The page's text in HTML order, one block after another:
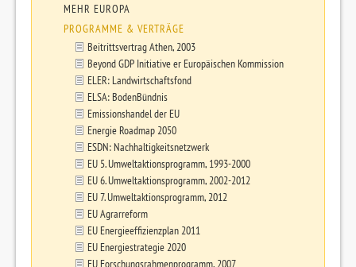
MEHR EUROPA
PROGRAMME & VERTRÄGE
Beitrittsvertrag Athen, 2003
Beyond GDP Initiative er Europäischen Kommission
ELER: Landwirtschaftsfond
ELSA: BodenBündnis
Emissionshandel der EU
Energie Roadmap 2050
ESDN: Nachhaltigkeitsnetzwerk
EU 5. Umweltaktionsprogramm, 1993-2000
EU 6. Umweltaktionsprogramm, 2002-2012
EU 7. Umweltaktionsprogramm, 2012
EU Agrarreform
EU Energieeffizienzplan 2011
EU Energiestrategie 2020
EU Forschungsrahmenprogramm, 2007